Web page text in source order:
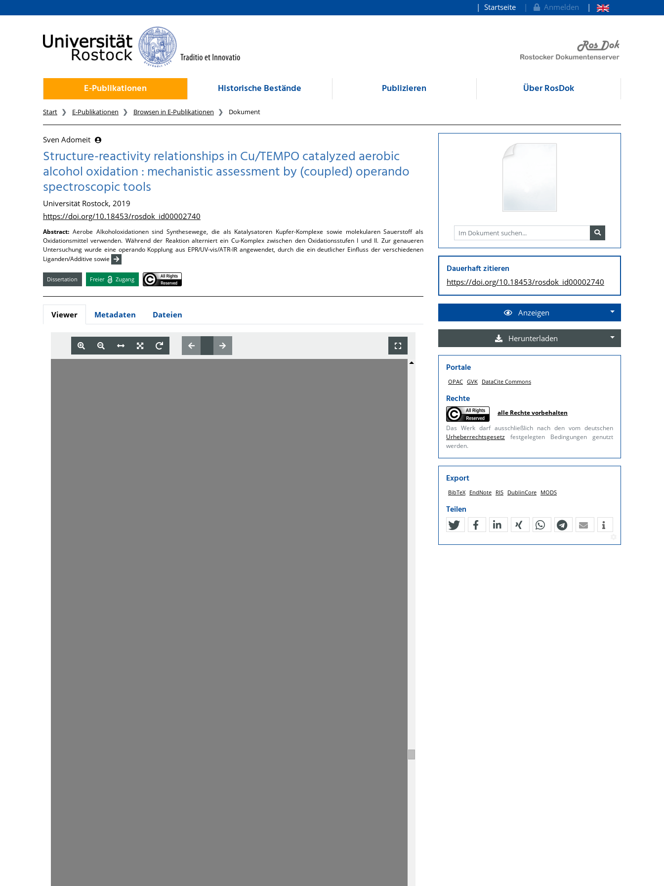
zum Inhalt
Startseite Anmelden
E-Publikationen Historische Bestände Publizieren Über RosDok
Start E-Publikationen Browsen in E-Publikationen Dokument
Sven Adomeit
Structure-reactivity relationships in Cu/TEMPO catalyzed aerobic
alcohol oxidation : mechanistic assessment by (coupled) operando
spectroscopic tools
Universität Rostock, 2019
https://doi.org/10.18453/rosdok_id00002740
Abstract: Aerobe Alkoholoxidationen sind Synthesewege, die als Katalysatoren Kupfer-Komplexe sowie molekularen Sauerstoff als
Oxidationsmittel verwenden. Während der Reaktion alterniert ein Cu-Komplex zwischen den Oxidationsstufen I und II. Zur genaueren
Untersuchung wurde eine operando Kopplung aus EPR/UV-vis/ATR-IR angewendet, durch die ein deutlicher Einfluss der verschiedenen
Liganden/Additive sowie
Dissertation Freier Zugang
Viewer Metadaten Dateien
Dauerhaft zitieren
https://doi.org/10.18453/rosdok_id00002740
Anzeigen
Herunterladen
Portale
OPAC GVK DataCite Commons
Rechte
alle Rechte vorbehalten
Das Werk darf ausschließlich nach den vom deutschen
Urheberrechtsgesetz festgelegten Bedingungen genutzt
werden.
Export
BibTeX EndNote RIS DublinCore MODS
Teilen